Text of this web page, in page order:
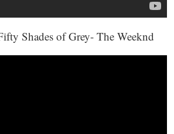
Shades of Grey- The Weeknd